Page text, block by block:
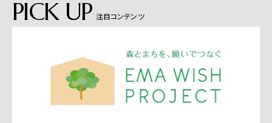
PICK UP 注目コンテンツ